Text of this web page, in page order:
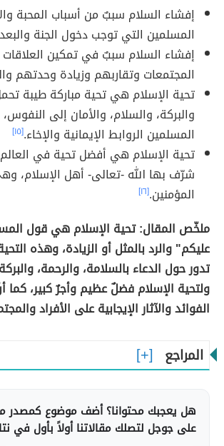
إفشاء السلام سببٌ من أسباب المحبة
المسلمين التي توجب دخول الجنة والبعد
إفشاء السلام سببٌ في تمكين العلاقات
المجتمعات وتقاربهم وزيادة وحدتهم
تحية الإسلام هي تحية مباركة طيبة
والبركة، والسلام، والأمان إلى
المسلمين الروابط الإيمانية والإخاء.[١٥]
تحية الإسلام هي أفضل تحية في
شرّف بها الله -تعالى- أهل الإسلام،
المؤمنين.[١٦]
ملخّص المقال: تحية الإسلام هي قول
عليكم" والرد بالمثل أو الزيادة، وهذه
تدور حول الدعاء بالسلامة، والرحمة،
ولتحية الإسلام فضلٌ عظيم وأجرٌ كبير، كما
الفوائد والآثار الإيجابية على الأفراد
المراجع
هل يعجبك محتوانا؟ أضف موضوع كمصدر
على جوجل لتصلك مقالاتنا أولاً بأول في